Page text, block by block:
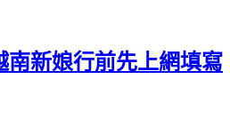
南新娘行前先上網填寫